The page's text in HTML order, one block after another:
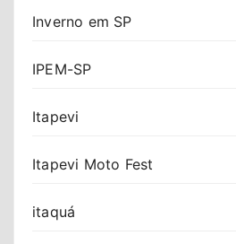
Inverno em SP
IPEM-SP
Itapevi
Itapevi Moto Fest
itaquá